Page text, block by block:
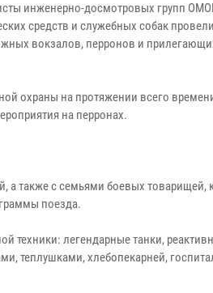
инженерно-досмотровых групп
средств и служебных собак провели
вокзалов, перронов и
охраны на протяжении всего
на перронах.
а также с семьями боевых товарищей,
поезда.
техники: легендарные танки,
теплушками, хлебопекарней,